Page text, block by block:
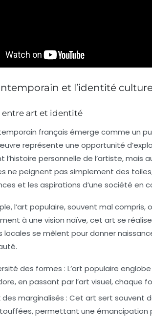
et l’identité
entre art et identité
français émerge comme un
représente une opportunité
l’histoire personnelle de l’artiste, mais
ne peignent pas simplement des
et les aspirations d’une société en
l’art populaire, souvent mal
à une vision naïve, cet art se
locales se mêlent pour donner
des formes : L’art populaire
, en passant par l’art visuel, chaque
des marginalisés : Cet art sert souvent
permettant une émancipation